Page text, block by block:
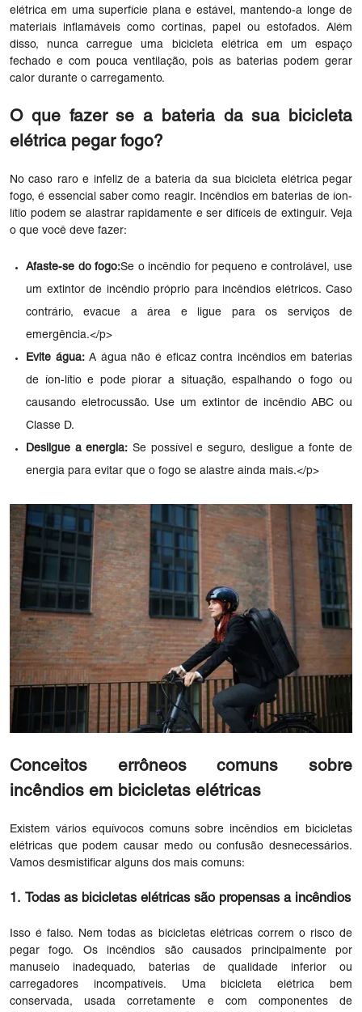
elétrica em uma superfície plana e estável, mantendo-a longe de
materiais inflamáveis ​​como cortinas, papel ou estofados. Além
disso, nunca carregue uma bicicleta elétrica em um espaço
fechado e com pouca ventilação, pois as baterias podem gerar
calor durante o carregamento.
O que fazer se a bateria da sua bicicleta
elétrica pegar fogo?
No caso raro e infeliz de a bateria da sua bicicleta elétrica pegar
fogo, é essencial saber como reagir. Incêndios em baterias de íon-
lítio podem se alastrar rapidamente e ser difíceis de extinguir. Veja
o que você deve fazer:
Afaste-se do fogo:Se o incêndio for pequeno e controlável, use
um extintor de incêndio próprio para incêndios elétricos. Caso
contrário, evacue a área e ligue para os serviços de
emergência.</p>
Evite água: A água não é eficaz contra incêndios em baterias
de íon-lítio e pode piorar a situação, espalhando o fogo ou
causando eletrocussão. Use um extintor de incêndio ABC ou
Classe D.
Desligue a energia: Se possível e seguro, desligue a fonte de
energia para evitar que o fogo se alastre ainda mais.</p>
Conceitos errôneos comuns sobre
incêndios em bicicletas elétricas
Existem vários equívocos comuns sobre incêndios em bicicletas
elétricas que podem causar medo ou confusão desnecessários.
Vamos desmistificar alguns dos mais comuns:
1. Todas as bicicletas elétricas são propensas a incêndios
Isso é falso. Nem todas as bicicletas elétricas correm o risco de
pegar fogo. Os incêndios são causados ​​principalmente por
manuseio inadequado, baterias de qualidade inferior ou
carregadores incompatíveis. Uma bicicleta elétrica bem
conservada, usada corretamente e com componentes de